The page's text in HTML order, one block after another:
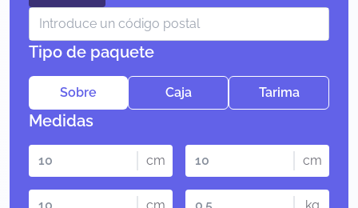
Tipo de paquete
Sobre Caja Tarima
Medidas
cm cm